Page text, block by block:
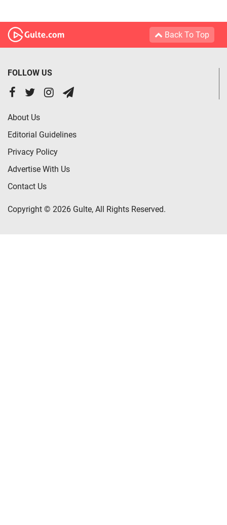
Back To Top
FOLLOW US
About Us
Editorial Guidelines
Privacy Policy
Advertise With Us
Contact Us
Copyright © 2026 Gulte, All Rights Reserved.